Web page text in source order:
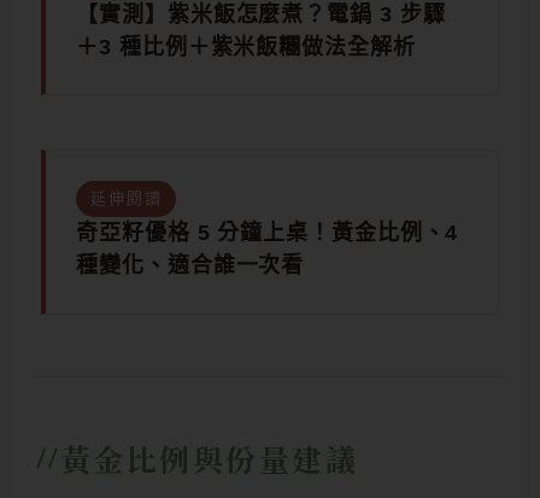
【實測】紫米飯怎麼煮？電鍋 3 步驟
＋3 種比例＋紫米飯糰做法全解析
延伸閱讀
奇亞籽優格 5 分鐘上桌！黃金比例、4
種變化、適合誰一次看
黃金比例與份量建議